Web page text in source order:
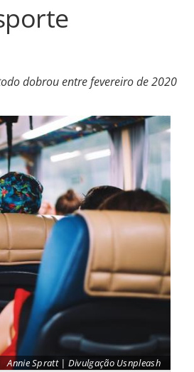
dobrou entre fevereiro de 2020
Annie Spratt | Divulgação Usnpleash